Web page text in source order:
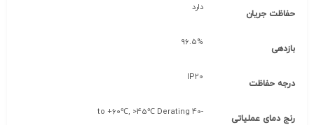
حفاظت جریان
دارد
بازدهی
96.5%
درجه حفاظت
IP20
رنج دمای عملیاتی
-40 to +60℃, >45℃ Derating